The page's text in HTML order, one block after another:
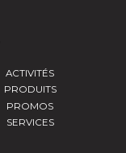
ACTIVITÉS
PRODUITS
PROMOS
SERVICES